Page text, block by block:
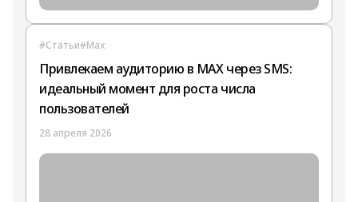
#Статьи#Max
Привлекаем аудиторию в MAX через SMS:
идеальный момент для роста числа
пользователей
28 апреля 2026